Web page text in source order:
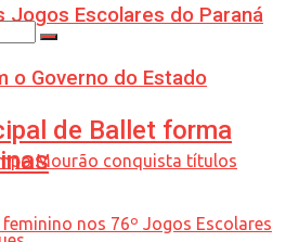
Jogos Escolares do Paraná
o Governo do Estado
de Ballet forma